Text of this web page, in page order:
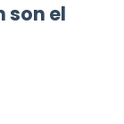
son el